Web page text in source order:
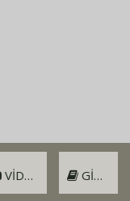
VIDEO GIRIŞ